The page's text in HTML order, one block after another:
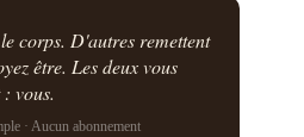
corps. D'autres remettent
être. Les deux vous
vous.
· Aucun abonnement